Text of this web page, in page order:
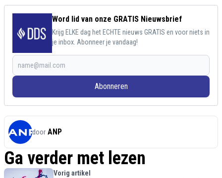
Word lid van onze GRATIS Nieuwsbrief
Krijg ELKE dag het ECHTE nieuws GRATIS en voor niets in
je inbox. Abonneer je vandaag!
Abonneren
door ANP
Ga verder met lezen
Vorig artikel